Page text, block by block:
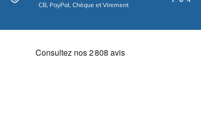
CB, PayPal, Chèque et Virement